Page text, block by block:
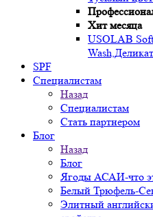
Хит месяца
USOLAB
SPF
Специалистам
Назад
Специалистам
Стать партнером
Блог
Назад
Блог
Ягоды АСАИ-что
Белый Трюфель-
Элитный